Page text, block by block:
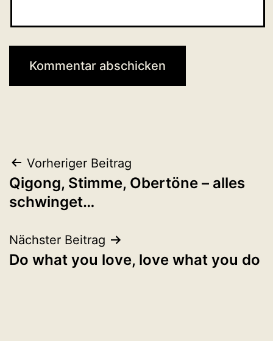
Beitragsnavigation
Vorheriger Beitrag
Qigong, Stimme, Obertöne – alles
schwinget…
Nächster Beitrag
Do what you love, love what you do